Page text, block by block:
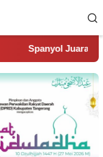
2026, Kalahkan